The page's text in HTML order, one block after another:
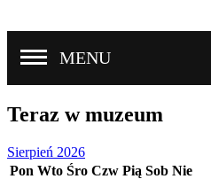
MENU
Teraz w muzeum
Sierpień 2026
Pon Wto Śro Czw Pią Sob Nie